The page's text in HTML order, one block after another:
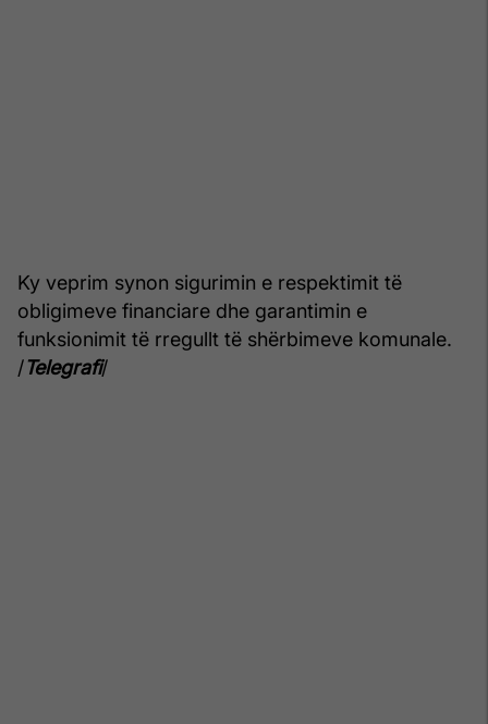
Ky veprim synon sigurimin e respektimit të
obligimeve financiare dhe garantimin e
funksionimit të rregullt të shërbimeve komunale.
/Telegrafi/